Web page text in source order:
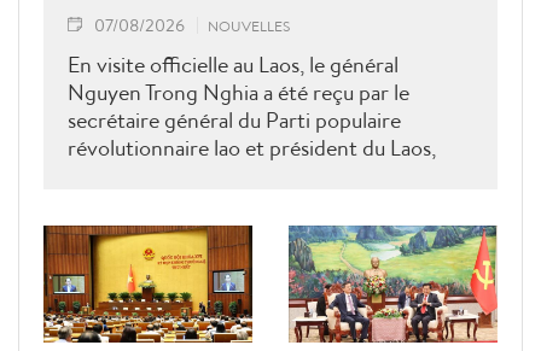
07/08/2026 NOUVELLES
En visite officielle au Laos, le général
Nguyen Trong Nghia a été reçu par le
secrétaire général du Parti populaire
révolutionnaire lao et président du Laos,
parties ont réaffirmé leur volonté de
renforcer une coopération politico-militaire
étroite et efficace.